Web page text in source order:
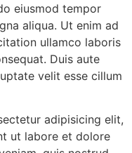
eiusmod tempor
aliqua. Ut enim ad
ullamco laboris
Duis aute
velit esse cillum
adipisicing elit,
ut labore et dolore